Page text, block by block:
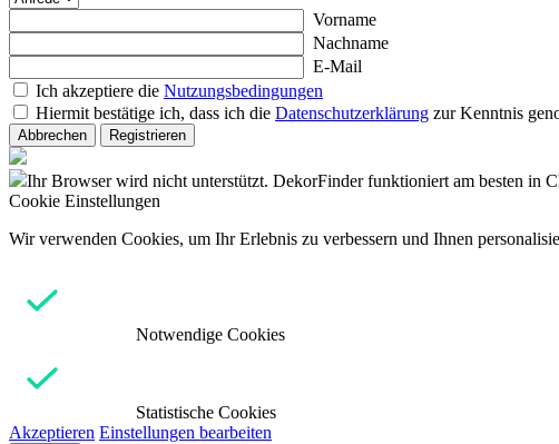
Vorname
Nachname
E-Mail
Ich akzeptiere die Nutzungsbedingungen
Hiermit bestätige ich, dass ich die Datenschutzerklärung zur Kenntnis
Abbrechen Registrieren
Ihr Browser wird nicht unterstützt. DekorFinder funktioniert am besten in
Cookie Einstellungen
Wir verwenden Cookies, um Ihr Erlebnis zu verbessern und Ihnen
Notwendige Cookies
Statistische Cookies
Akzeptieren Einstellungen bearbeiten